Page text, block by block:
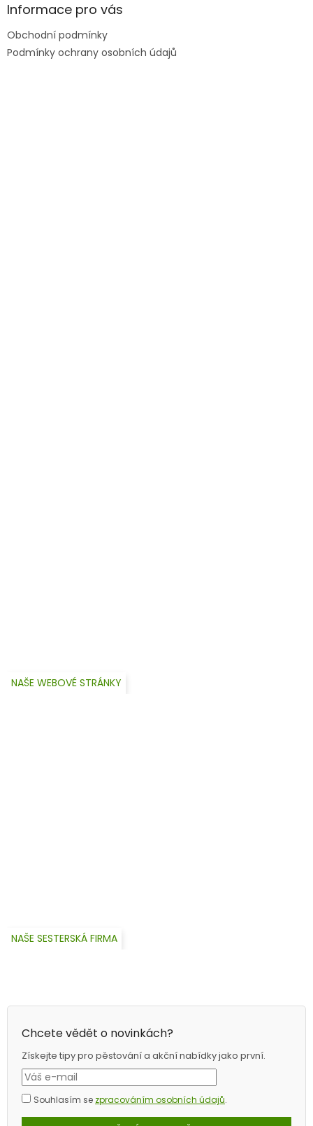
Informace pro vás
Obchodní podmínky
Podmínky ochrany osobních údajů
NAŠE WEBOVÉ STRÁNKY
NAŠE SESTERSKÁ FIRMA
Chcete vědět o novinkách?
Získejte tipy pro pěstování a akční nabídky jako první.
Souhlasím se zpracováním osobních údajů.